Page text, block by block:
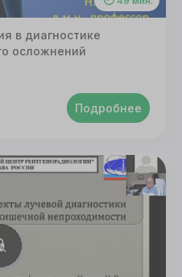
в диагностике
осложнений
Подробнее